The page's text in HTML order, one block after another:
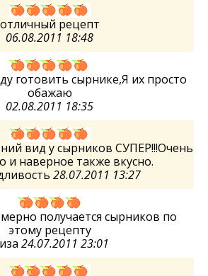
отличный рецепт
06.08.2011 18:48
готовить сырнике,Я их просто
обажаю
02.08.2011 18:35
вид у сырников СУПЕР!!!Очень
и наверное также вкусно.
28.07.2011 13:27
получается сырников по
этому рецепту
24.07.2011 23:01